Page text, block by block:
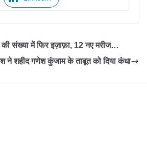
की संख्या में फिर इज़ाफ़ा, 12 नए मरीज…
ने शहीद गणेश कुंजाम के ताबूत को दिया कंधा